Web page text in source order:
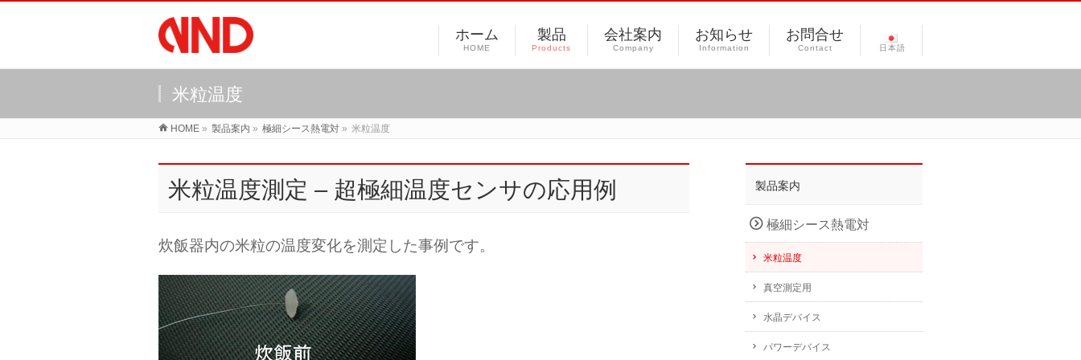
ホーム
HOME
製品
Products
会社案内
Company
お知らせ
Information
お問合せ
Contact 日本語
米粒温度
HOME » 製品案内 » 極細シース熱電対 » 米粒温度
米粒温度測定 – 超極細温度センサの応用例
炊飯器内の米粒の温度変化を測定した事例です。
製品案内
極細シース熱電対
米粒温度
真空測定用
水晶デバイス
パワーデバイス